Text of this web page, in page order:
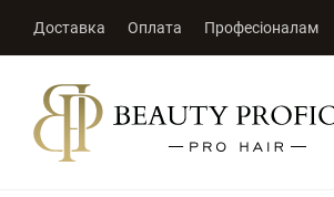
Доставка Оплата Професіоналам